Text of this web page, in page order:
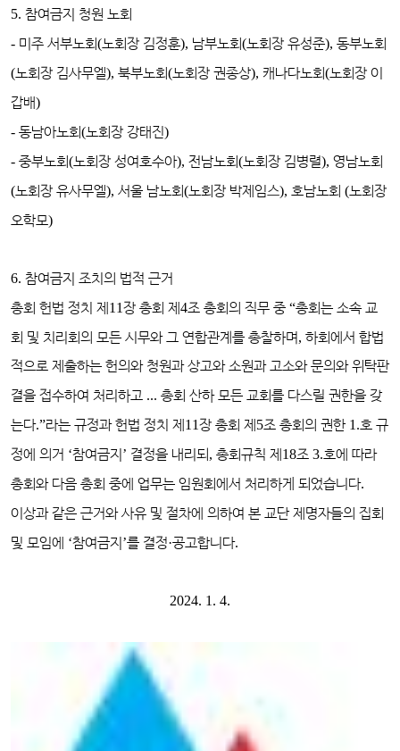
5. 참여금지 청원 노회
- 미주 서부노회(노회장 김정훈), 남부노회(노회장 유성준), 동부노회
(노회장 김사무엘), 북부노회(노회장 권종상), 캐나다노회(노회장 이
갑배)
- 동남아노회(노회장 강태진)
- 중부노회(노회장 성여호수아), 전남노회(노회장 김병렬), 영남노회
(노회장 유사무엘), 서울 남노회(노회장 박제임스), 호남노회 (노회장
오학모)
6. 참여금지 조치의 법적 근거
총회 헌법 정치 제 11장 총회 제 4조 총회의 직무 중 “총회는 소속 교
회 및 치리회의 모든 시무와 그 연합관계를 총찰하며, 하회에서 합법
적으로 제출하는 헌의와 청원과 상고와 소원과 고소와 문의와 위탁판
결을 접수하여 처리하고 ... 총회 산하 모든 교회를 다스릴 권한을 갖
는다.”라는 규정과 헌법 정치 제 11장 총회 제 5조 총회의 권한 1.호 규
정에 의거 ‘참여금지 ’ 결정을 내리되 , 총회규칙 제 18조 3.호에 따라
총회와 다음 총회 중에 업무는 임원회에서 처리하게 되었습니다.
이상과 같은 근거와 사유 및 절차에 의하여 본 교단 제명자들의 집회
및 모임에 ‘참여금지 ’를 결정·공고합니다.
2024. 1. 4.